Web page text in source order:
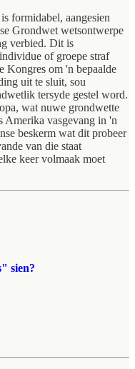
formidabel, aangesien
Grondwet wetsontwerpe
verbied. Dit is
of groepe straf
Kongres om 'n bepaalde
uit te sluit, sou
tersyde gestel word.
wat nuwe grondwette
Amerika vasgevang in 'n
beskerm wat dit probeer
van die staat
keer volmaak moet
sien?